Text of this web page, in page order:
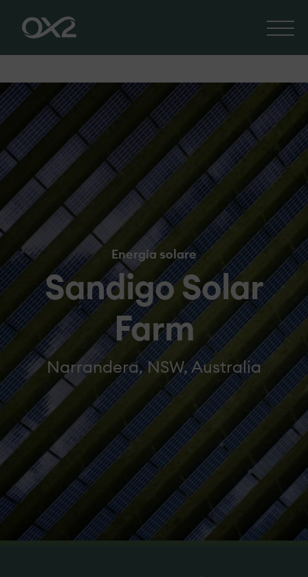
Energia solare
Sandigo Solar
Farm
Narrandera, NSW, Australia